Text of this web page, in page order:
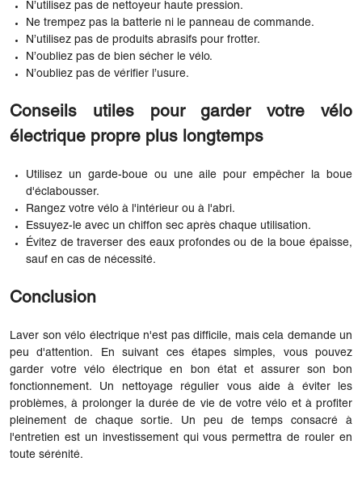
N’utilisez pas de nettoyeur haute pression.
Ne trempez pas la batterie ni le panneau de commande.
N’utilisez pas de produits abrasifs pour frotter.
N’oubliez pas de bien sécher le vélo.
N’oubliez pas de vérifier l’usure.
Conseils utiles pour garder votre vélo
électrique propre plus longtemps
Utilisez un garde-boue ou une aile pour empêcher la boue
d'éclabousser.
Rangez votre vélo à l'intérieur ou à l'abri.
Essuyez-le avec un chiffon sec après chaque utilisation.
Évitez de traverser des eaux profondes ou de la boue épaisse,
sauf en cas de nécessité.
Conclusion
Laver son vélo électrique n'est pas difficile, mais cela demande un
peu d'attention. En suivant ces étapes simples, vous pouvez
garder votre vélo électrique en bon état et assurer son bon
fonctionnement. Un nettoyage régulier vous aide à éviter les
problèmes, à prolonger la durée de vie de votre vélo et à profiter
pleinement de chaque sortie. Un peu de temps consacré à
l'entretien est un investissement qui vous permettra de rouler en
toute sérénité.